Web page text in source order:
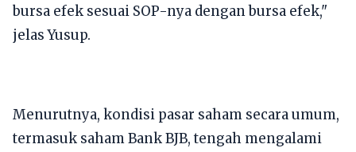
bursa efek sesuai SOP-nya dengan bursa efek,"
jelas Yusup.
Menurutnya, kondisi pasar saham secara umum,
termasuk saham Bank BJB, tengah mengalami